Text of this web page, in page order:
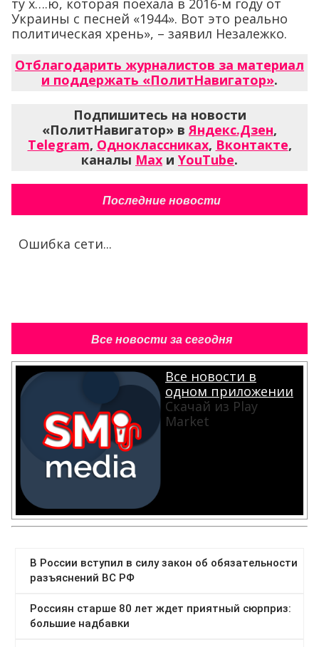
ту х….ю, которая поехала в 2016-м году от
Украины с песней «1944». Вот это реально
политическая хрень», – заявил Незалежко.
Отблагодарить журналистов за материал
и поддержать «ПолитНавигатор».
Подпишитесь на новости
«ПолитНавигатор» вЯндекс.Дзен,
Telegram, Одноклассниках, Вконтакте,
каналы Max и YouTube.
Последние новости
Ошибка сети...
Все новости за сегодня
Все новости в
одном приложении
Скачай из Play
Market